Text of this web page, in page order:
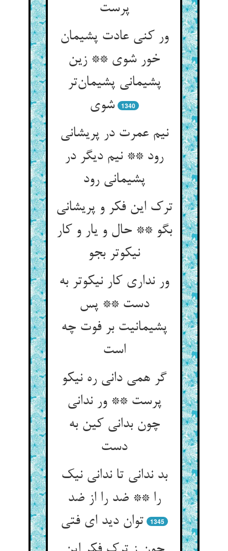
پرست
ور کنی عادت پشیمان
خور شوی ** زین
پشیمانی پشیمان‌تر
شوی
1340
نیم عمرت در پریشانی
رود ** نیم دیگر در
پشیمانی رود
ترک این فکر و پریشانی
بگو ** حال و یار و کار
نیکوتر بجو
ور نداری کار نیکوتر به
دست ** پس
پشیمانیت بر فوت چه
است
گر همی دانی ره نیکو
پرست ** ور ندانی
چون بدانی کین به
دست
بد ندانی تا ندانی نیک
را ** ضد را از ضد
توان دید ای فتی
1345